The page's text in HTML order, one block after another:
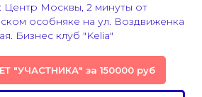
Центр Москвы, 2 минуты от
особняке на ул. Воздвиженка
Бизнес клуб "Kelia"
"УЧАСТНИКА" за 150000 руб